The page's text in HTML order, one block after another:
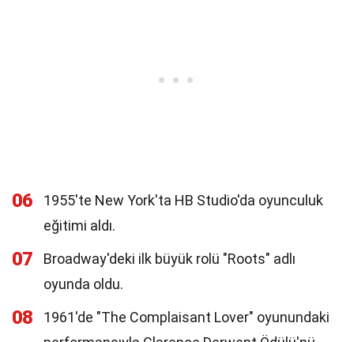
06
1955'te New York'ta HB Studio'da oyunculuk
eğitimi aldı.
07
Broadway'deki ilk büyük rolü "Roots" adlı
oyunda oldu.
08
1961'de "The Complaisant Lover" oyunundaki